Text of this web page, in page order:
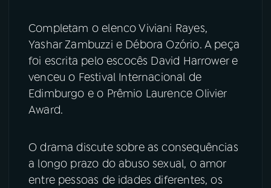
08PRÊMIO RÁDIO MEC
ACOMPANHE A RÁDIO MEC
YouTube Facebook
Completam o elenco Viviani Rayes,
Yashar Zambuzzi e Débora Ozório. A peça
foi escrita pelo escocês David Harrower e
venceu o Festival Internacional de
Edimburgo e o Prêmio Laurence Olivier
Award.
O drama discute sobre as consequências
a longo prazo do abuso sexual, o amor
entre pessoas de idades diferentes, os